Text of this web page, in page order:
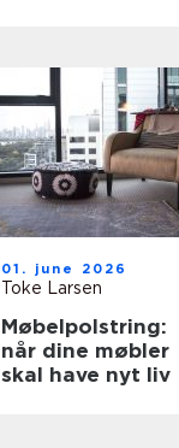
01. june 2026
Toke Larsen
Møbelpolstring:
når dine møbler
skal have nyt liv